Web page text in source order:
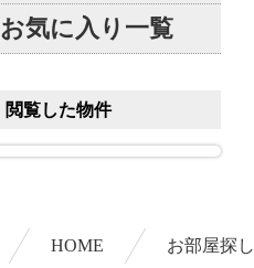
お気に入り一覧
閲覧した物件
HOME お部屋探し